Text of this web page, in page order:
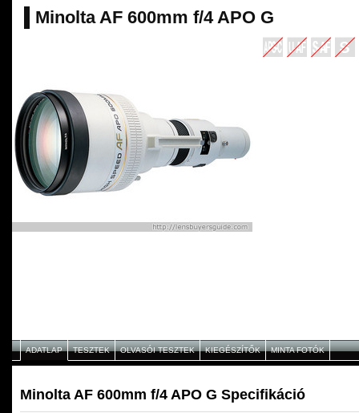
Minolta AF 600mm f/4 APO G
ADATLAP TESZTEK OLVASÓI TESZTEK KIEGÉSZÍTŐK MINTA FOTÓK
Minolta AF 600mm f/4 APO G Specifikáció